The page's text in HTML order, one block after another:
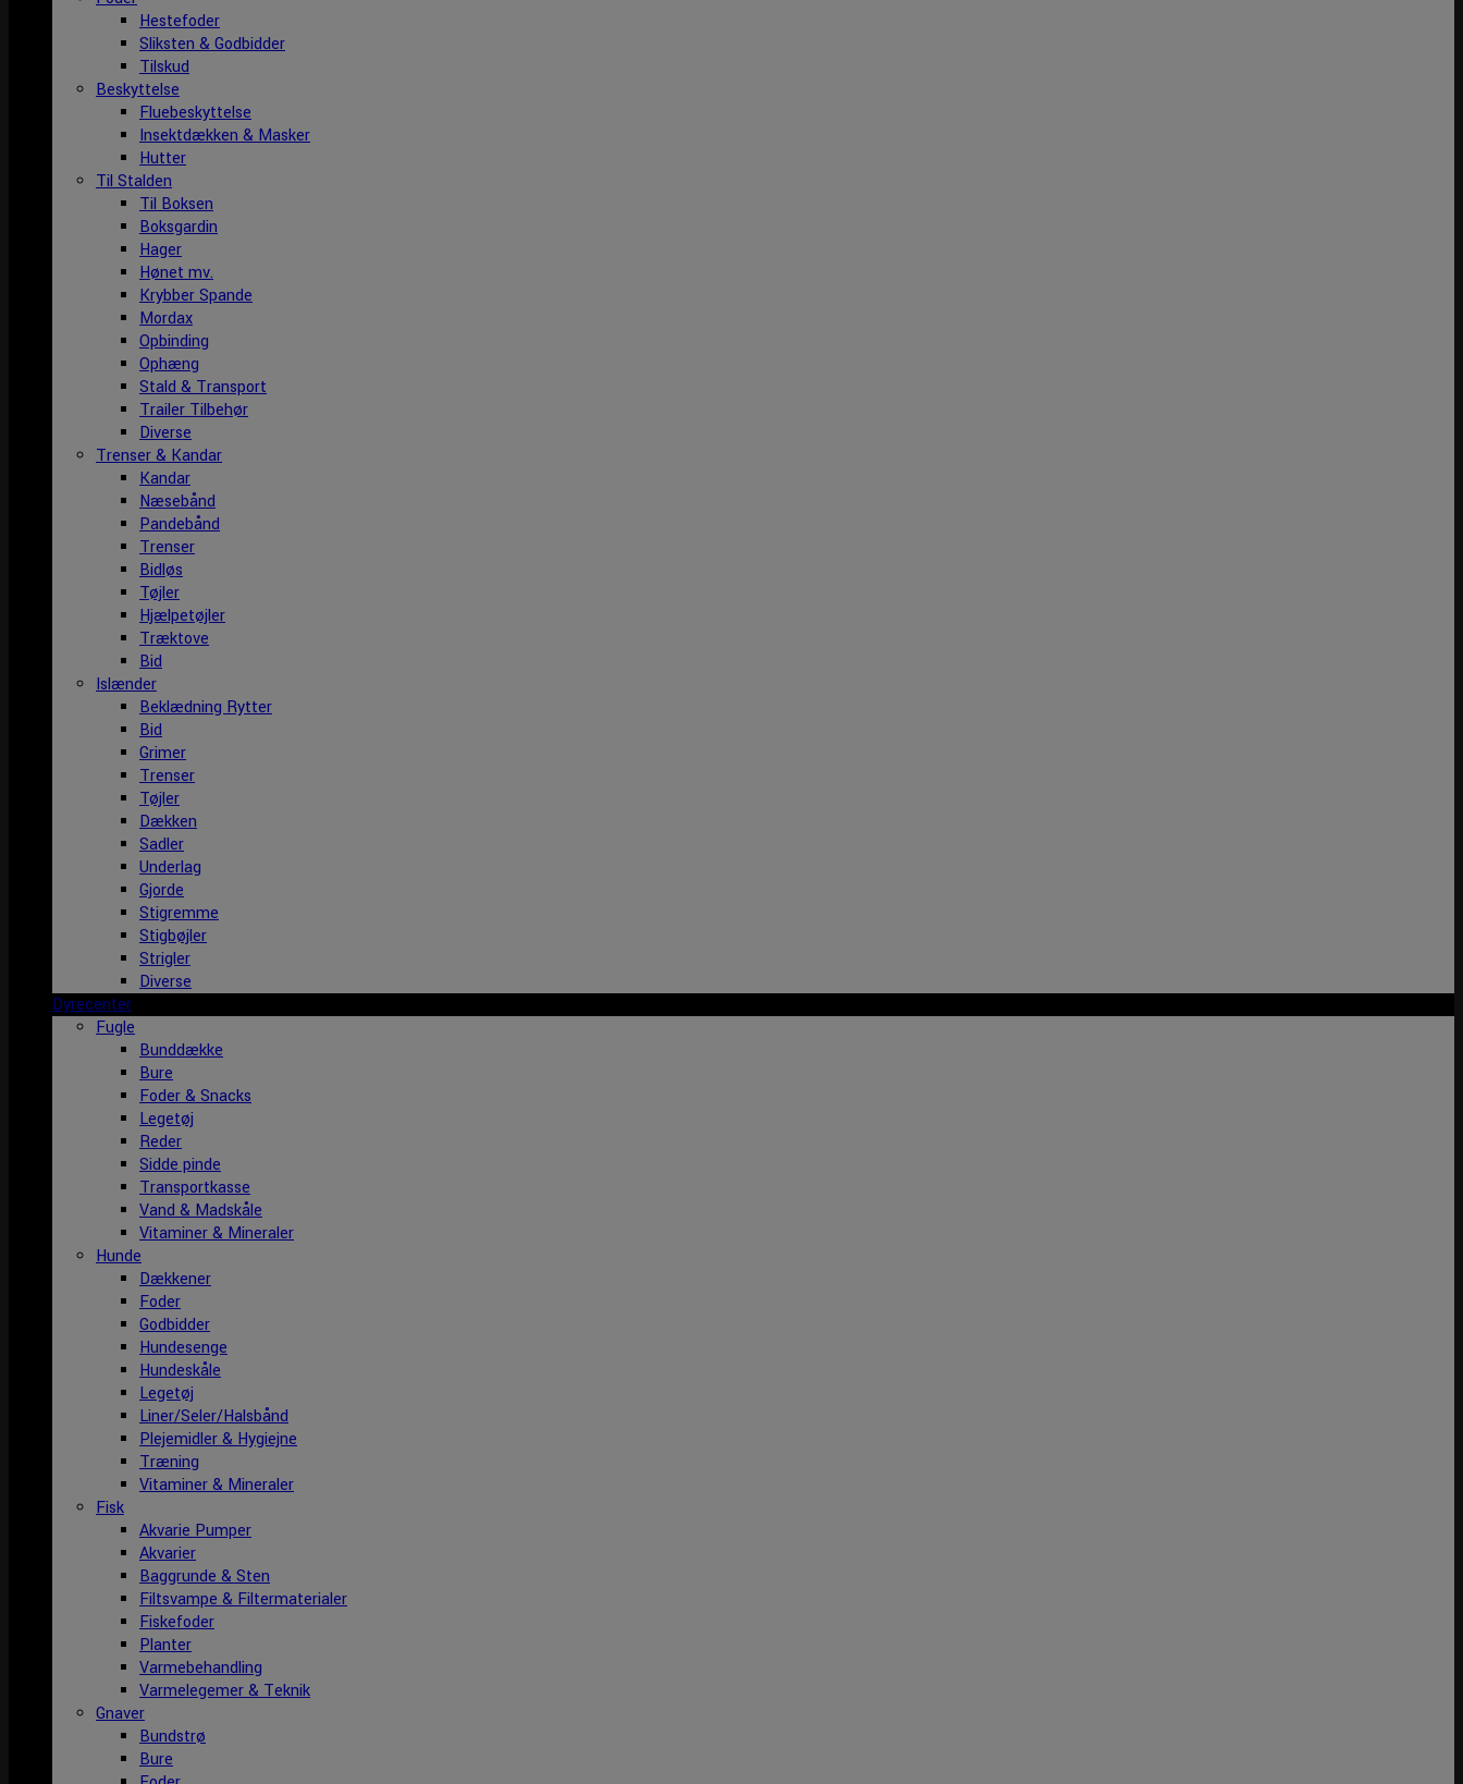
Hestefoder
Sliksten & Godbidder
Tilskud
Beskyttelse
Fluebeskyttelse
Insektdækken & Masker
Hutter
Til Stalden
Til Boksen
Boksgardin
Hager
Hønet mv.
Krybber Spande
Mordax
Opbinding
Ophæng
Stald & Transport
Trailer Tilbehør
Diverse
Trenser & Kandar
Kandar
Næsebånd
Pandebånd
Trenser
Bidløs
Tøjler
Hjælpetøjler
Træktove
Bid
Islænder
Beklædning Rytter
Bid
Grimer
Trenser
Tøjler
Dækken
Sadler
Underlag
Gjorde
Stigremme
Stigbøjler
Strigler
Diverse
Dyrecenter
Fugle
Bunddække
Bure
Foder & Snacks
Legetøj
Reder
Sidde pinde
Transportkasse
Vand & Madskåle
Vitaminer & Mineraler
Hunde
Dækkener
Foder
Godbidder
Hundesenge
Hundeskåle
Legetøj
Liner/Seler/Halsbånd
Plejemidler & Hygiejne
Træning
Vitaminer & Mineraler
Fisk
Akvarie Pumper
Akvarier
Baggrunde & Sten
Filtsvampe & Filtermaterialer
Fiskefoder
Planter
Varmebehandling
Varmelegemer & Teknik
Gnaver
Bundstrø
Bure